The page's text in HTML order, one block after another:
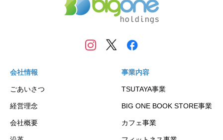
会社情報
ごあいさつ
経営理念
会社概要
事業内容
TSUTAYA事業
BIG ONE BOOK STORE事業
カフェ事業